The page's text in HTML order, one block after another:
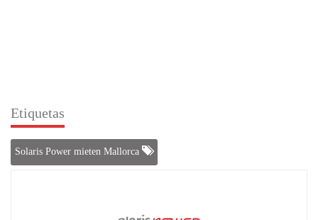
Etiquetas
Solaris Power mieten Mallorca